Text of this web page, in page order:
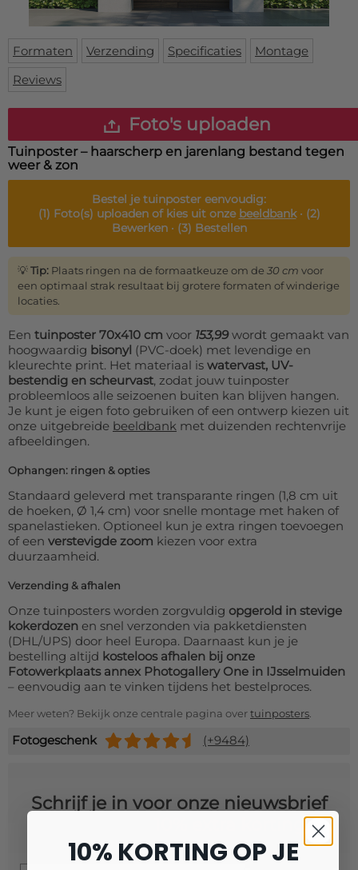
Deurmat
Vloermat
Skateboard deck
Over ons
Inloggen
WhatsApp
Formaten Verzending Specificaties
Montage
Reviews
Foto's uploaden
Tuinposter – haarscherp en jarenlang bestand tegen
weer & zon
Bestel jetuinposter eenvoudig:
(1) Foto(s) uploaden of kies uit onze beeldbank· (2)
Bewerken · (3) Bestellen
💡Tip: Plaats ringen na de formaatkeuze om de 30 cm voor
een optimaal strak resultaat bij grotere formaten of winderige
locaties.
Een tuinposter 70x410 cm voor 153,99wordt gemaakt van
hoogwaardig bisonyl (PVC-doek) met levendige en
kleurechte print. Het materiaal is watervast, UV-
bestendig en scheurvast, zodat jouw tuinposter
probleemloos alle seizoenen buiten kan blijven hangen.
Je kunt je eigen foto gebruiken of een ontwerp kiezen uit
onze uitgebreide beeldbank met duizenden rechtenvrije
afbeeldingen.
Ophangen: ringen & opties
Standaard geleverd met transparante ringen (1,8 cm uit
de hoeken, Ø 1,4 cm) voor snelle montage met haken of
spanelastieken. Optioneel kun je extra ringen toevoegen
of een verstevigde zoom kiezen voor extra
duurzaamheid.
Verzending & afhalen
Onze tuinposters worden zorgvuldig opgerold in stevige
kokerdozen en snel verzonden via pakketdiensten
(DHL/UPS) door heel Europa. Daarnaast kun je je
bestelling altijd kosteloos afhalen bij onze
Fotowerkplaats annex Photogallery One in IJsselmuiden
– eenvoudig aan te vinken tijdens het bestelproces.
Meer weten? Bekijk onze centrale pagina overtuinposters.
Fotogeschenk (+9484)
Schrijf je in voor onze nieuwsbrief
10% extra korting!
10% KORTING OP JE